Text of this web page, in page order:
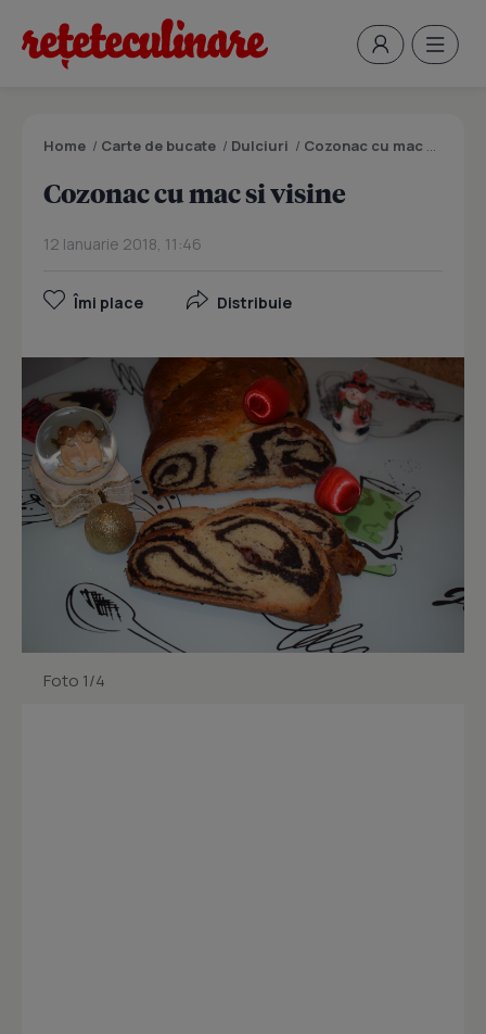
Home / Carte de bucate / Dulciuri / Cozonac cu mac si visine
Cozonac cu mac si visine
12 Ianuarie 2018, 11:46
Îmi place Distribuie
Foto 1/4